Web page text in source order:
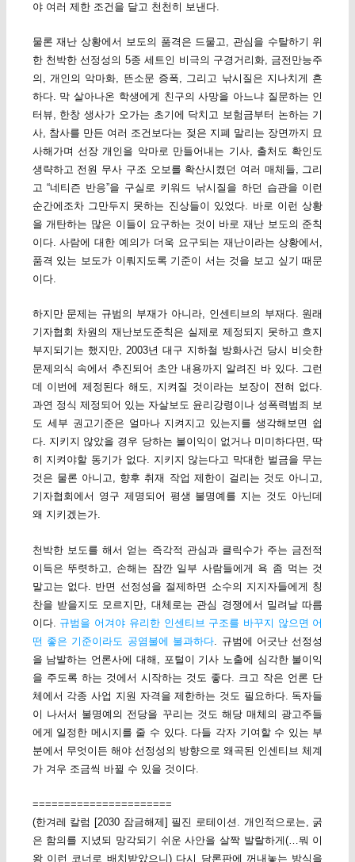
야 여러 제한 조건을 달고 천천히 보낸다.
물론 재난 상황에서 보도의 품격은 드물고, 관심을 수탈하기 위
한 천박한 선정성의 5종 세트인 비극의 구경거리화, 금전만능주
의, 개인의 악마화, 뜬소문 증폭, 그리고 낚시질은 지나치게 흔
하다. 막 살아나온 학생에게 친구의 사망을 아느냐 질문하는 인
터뷰, 한창 생사가 오가는 초기에 닥치고 보험금부터 논하는 기
사, 참사를 만든 여러 조건보다는 젖은 지폐 말리는 장면까지 묘
사해가며 선장 개인을 악마로 만들어내는 기사, 출처도 확인도
생략하고 전원 무사 구조 오보를 확산시켰던 여러 매체들, 그리
고 “네티즌 반응”을 구실로 키워드 낚시질을 하던 습관을 이런
순간에조차 그만두지 못하는 진상들이 있었다. 바로 이런 상황
을 개탄하는 많은 이들이 요구하는 것이 바로 재난 보도의 준칙
이다. 사람에 대한 예의가 더욱 요구되는 재난이라는 상황에서,
품격 있는 보도가 이뤄지도록 기준이 서는 것을 보고 싶기 때문
이다.
하지만 문제는 규범의 부재가 아니라, 인센티브의 부재다. 원래
기자협회 차원의 재난보도준칙은 실제로 제정되지 못하고 흐지
부지되기는 했지만, 2003년 대구 지하철 방화사건 당시 비슷한
문제의식 속에서 추진되어 초안 내용까지 알려진 바 있다. 그런
데 이번에 제정된다 해도, 지켜질 것이라는 보장이 전혀 없다.
과연 정식 제정되어 있는 자살보도 윤리강령이나 성폭력범죄 보
도 세부 권고기준은 얼마나 지켜지고 있는지를 생각해보면 쉽
다. 지키지 않았을 경우 당하는 불이익이 없거나 미미하다면, 딱
히 지켜야할 동기가 없다. 지키지 않는다고 막대한 벌금을 무는
것은 물론 아니고, 향후 취재 작업 제한이 걸리는 것도 아니고,
기자협회에서 영구 제명되어 평생 불명예를 지는 것도 아닌데
왜 지키겠는가.
천박한 보도를 해서 얻는 즉각적 관심과 클릭수가 주는 금전적
이득은 뚜렷하고, 손해는 잠깐 일부 사람들에게 욕 좀 먹는 것
말고는 없다. 반면 선정성을 절제하면 소수의 지지자들에게 칭
찬을 받을지도 모르지만, 대체로는 관심 경쟁에서 밀려날 따름
이다. 규범을 어겨야 유리한 인센티브 구조를 바꾸지 않으면 어
떤 좋은 기준이라도 공염불에 불과하다 . 규범에 어긋난 선정성
을 남발하는 언론사에 대해, 포털이 기사 노출에 심각한 불이익
을 주도록 하는 것에서 시작하는 것도 좋다. 크고 작은 언론 단
체에서 각종 사업 지원 자격을 제한하는 것도 필요하다. 독자들
이 나서서 불명예의 전당을 꾸리는 것도 해당 매체의 광고주들
에게 일정한 메시지를 줄 수 있다. 다들 각자 기여할 수 있는 부
분에서 무엇이든 해야 선정성의 방향으로 왜곡된 인센티브 체계
가 겨우 조금씩 바뀔 수 있을 것이다.
======================
(한겨레 칼럼 [2030 잠금해제] 필진 로테이션. 개인적으로는, 굵
은 함의를 지녔되 망각되기 쉬운 사안을 살짝 발랄하게(…뭐 이
왕 이런 코너로 배치받았으니) 다시 담론판에 꺼내놓는 방식을